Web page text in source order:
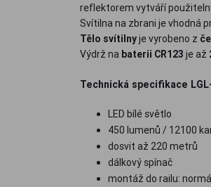
reflektorem vytváří
Svítilna na zbrani je vhodná
Tělo svítilnyje vyrobeno z
Výdrž na baterii CR123 je až
Technická specifikace
LED bílé světlo
450 lumenů / 12100
dosvit až 220 metrů
dálkový spínač
montáž do railu: